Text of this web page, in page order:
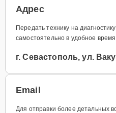
Адрес
Передать технику на
самостоятельно в удобное время
г. Севастополь, ул.
Email
Для отправки более детальных